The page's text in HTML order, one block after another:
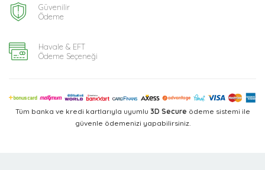
Güvenilir
Ödeme
Havale & EFT
Ödeme Seçeneği
Tüm banka ve kredi kartlarıyla uyumlu 3D Secure ödeme sistemi ile
güvenle ödemenizi yapabilirsiniz.